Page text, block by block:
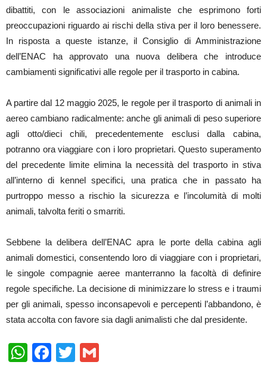
dibattiti, con le associazioni animaliste che esprimono forti
preoccupazioni riguardo ai rischi della stiva per il loro benessere.
In risposta a queste istanze, il Consiglio di Amministrazione
dell’ENAC ha approvato una nuova delibera che introduce
cambiamenti significativi alle regole per il trasporto in cabina.
A partire dal 12 maggio 2025, le regole per il trasporto di animali in
aereo cambiano radicalmente: anche gli animali di peso superiore
agli otto/dieci chili, precedentemente esclusi dalla cabina,
potranno ora viaggiare con i loro proprietari. Questo superamento
del precedente limite elimina la necessità del trasporto in stiva
all’interno di kennel specifici, una pratica che in passato ha
purtroppo messo a rischio la sicurezza e l’incolumità di molti
animali, talvolta feriti o smarriti.
Sebbene la delibera dell’ENAC apra le porte della cabina agli
animali domestici, consentendo loro di viaggiare con i proprietari,
le singole compagnie aeree manterranno la facoltà di definire
regole specifiche. La decisione di minimizzare lo stress e i traumi
per gli animali, spesso inconsapevoli e percepenti l’abbandono, è
stata accolta con favore sia dagli animalisti che dal presidente.
WhatsApp
Facebook
Twitter